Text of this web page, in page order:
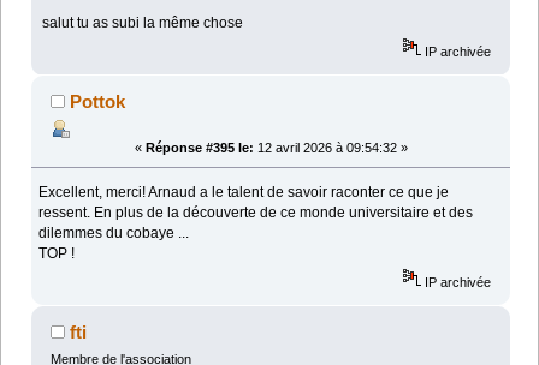
salut tu as subi la même chose
IP archivée
Pottok
« Réponse #395 le: 12 avril 2026 à 09:54:32 »
Excellent, merci! Arnaud a le talent de savoir raconter ce que je
ressent. En plus de la découverte de ce monde universitaire et des
dilemmes du cobaye ...
TOP !
IP archivée
fti
Membre de l'association